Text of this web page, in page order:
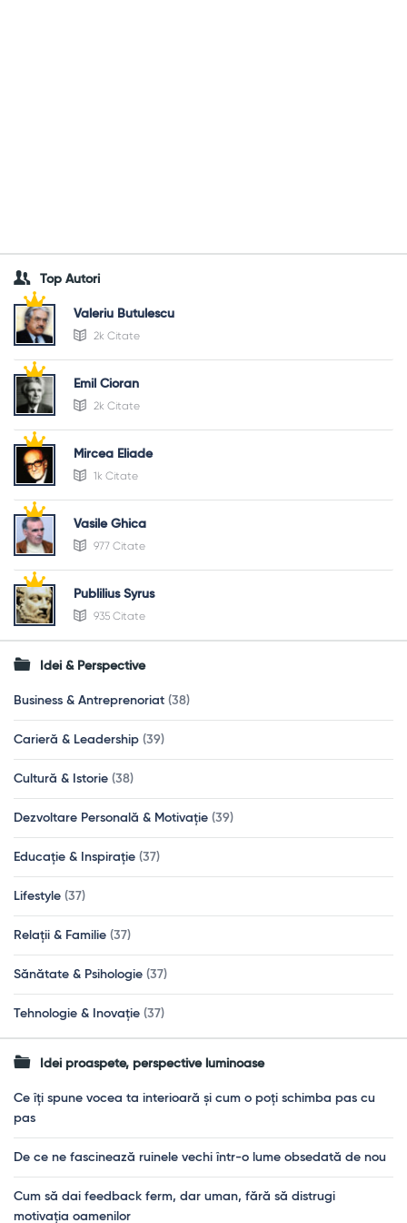
Top Autori
Valeriu Butulescu
2k Citate
Emil Cioran
2k Citate
Mircea Eliade
1k Citate
Vasile Ghica
977 Citate
Publilius Syrus
935 Citate
Idei & Perspective
Business & Antreprenoriat (38)
Carieră & Leadership (39)
Cultură & Istorie (38)
Dezvoltare Personală & Motivație (39)
Educație & Inspirație (37)
Lifestyle (37)
Relații & Familie (37)
Sănătate & Psihologie (37)
Tehnologie & Inovație (37)
Idei proaspete, perspective luminoase
Ce îți spune vocea ta interioară și cum o poți schimba pas cu
pas
De ce ne fascinează ruinele vechi într-o lume obsedată de nou
Cum să dai feedback ferm, dar uman, fără să distrugi
motivația oamenilor